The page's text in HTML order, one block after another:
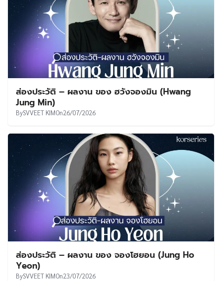
ส่องประวัติ – ผลงาน ของ ฮวังจองมิน (Hwang
Jung Min)
BySVVEET KIMOn26/07/2026
ส่องประวัติ – ผลงาน ของ จองโฮยอน (Jung Ho
Yeon)
BySVVEET KIMOn23/07/2026